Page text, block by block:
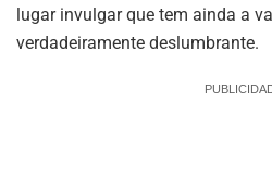
lugar invulgar que tem ainda a
verdadeiramente deslumbrante.